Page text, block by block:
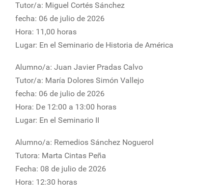
Tutor/a: Miguel Cortés Sánchez
fecha: 06 de julio de 2026
Hora: 11,00 horas
Lugar: En el Seminario de Historia de América
Alumno/a: Juan Javier Pradas Calvo
Tutor/a: María Dolores Simón Vallejo
fecha: 06 de julio de 2026
Hora: De 12:00 a 13:00 horas
Lugar: En el Seminario II
Alumno/a: Remedios Sánchez Noguerol
Tutora: Marta Cintas Peña
Fecha: 08 de julio de 2026
Hora: 12:30 horas